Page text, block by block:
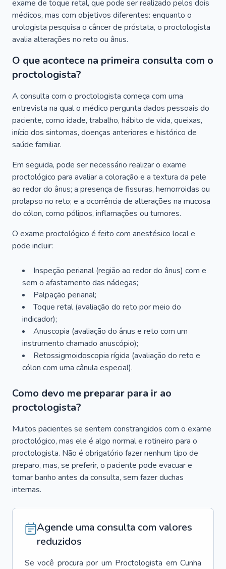
exame de toque retal, que pode ser realizado pelos dois
médicos, mas com objetivos diferentes: enquanto o
urologista pesquisa o câncer de próstata, o proctologista
avalia alterações no reto ou ânus.
O que acontece na primeira consulta com o
proctologista?
A consulta com o proctologista começa com uma
entrevista na qual o médico pergunta dados pessoais do
paciente, como idade, trabalho, hábito de vida, queixas,
início dos sintomas, doenças anteriores e histórico de
saúde familiar.
Em seguida, pode ser necessário realizar o exame
proctológico para avaliar a coloração e a textura da pele
ao redor do ânus; a presença de fissuras, hemorroidas ou
prolapso no reto; e a ocorrência de alterações na mucosa
do cólon, como pólipos, inflamações ou tumores.
O exame proctológico é feito com anestésico local e
pode incluir:
Inspeção perianal (região ao redor do ânus) com e
sem o afastamento das nádegas;
Palpação perianal;
Toque retal (avaliação do reto por meio do
indicador);
Anuscopia (avaliação do ânus e reto com um
instrumento chamado anuscópio);
Retossigmoidoscopia rígida (avaliação do reto e
cólon com uma cânula especial).
Como devo me preparar para ir ao
proctologista?
Muitos pacientes se sentem constrangidos com o exame
proctológico, mas ele é algo normal e rotineiro para o
proctologista. Não é obrigatório fazer nenhum tipo de
preparo, mas, se preferir, o paciente pode evacuar e
tomar banho antes da consulta, sem fazer duchas
internas.
Agende uma consulta com valores
reduzidos
Se você procura por um Proctologista em Cunha